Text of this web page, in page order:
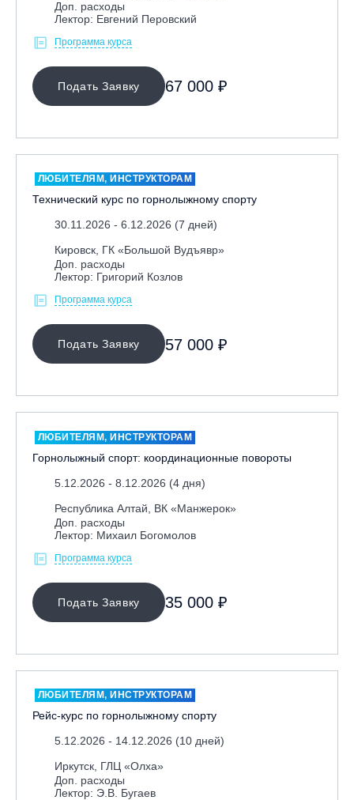
Доп. расходы
Лектор: Евгений Перовский
Программа курса
Подать Заявку 67 000 ₽
ЛЮБИТЕЛЯМ, ИНСТРУКТОРАМ
Технический курс по горнолыжному спорту
30.11.2026 - 6.12.2026 (7 дней)
Кировск, ГК «Большой Вудъявр»
Доп. расходы
Лектор: Григорий Козлов
Программа курса
Подать Заявку 57 000 ₽
ЛЮБИТЕЛЯМ, ИНСТРУКТОРАМ
Горнолыжный спорт: координационные повороты
5.12.2026 - 8.12.2026 (4 дня)
Республика Алтай, ВК «Манжерок»
Доп. расходы
Лектор: Михаил Богомолов
Программа курса
Подать Заявку 35 000 ₽
ЛЮБИТЕЛЯМ, ИНСТРУКТОРАМ
Рейс-курс по горнолыжному спорту
5.12.2026 - 14.12.2026 (10 дней)
Иркутск, ГЛЦ «Олха»
Доп. расходы
Лектор: Э.В. Бугаев